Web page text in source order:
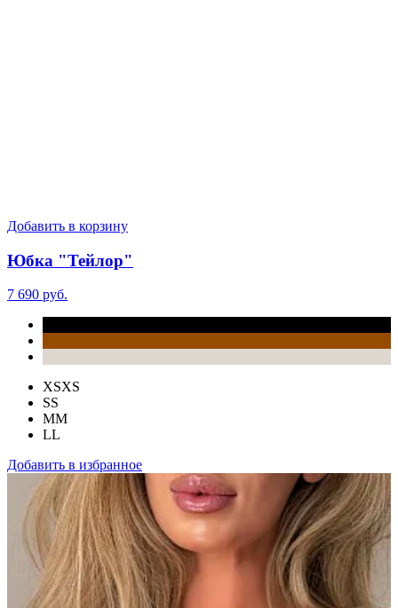
Добавить в корзину
Юбка "Тейлор"
7 690 руб.
XSXS
SS
MM
LL
Добавить в избранное